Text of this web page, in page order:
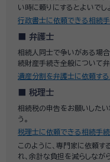
い時に頼りにするとよいでし
行政書士に依頼できる相続手
弁護士
相続人同士で争いがある場
続財産手続き全般について弁
遺産分割を弁護士に依頼する
税理士
相続税の申告をお願いしたい
う。
税理士に依頼できる相続手続
このように、専門家に依頼す
れ、余計な負担を減らしなが